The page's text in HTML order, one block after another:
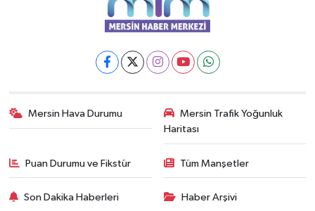
Mersin Hava Durumu
Mersin Trafik Yoğunluk
Haritası
Puan Durumu ve Fikstür Tüm Manşetler
Son Dakika Haberleri Haber Arşivi